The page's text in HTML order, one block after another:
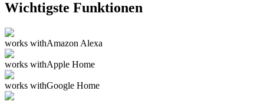
Wichtigste Funktionen
works withAmazon Alexa
works withApple Home
works withGoogle Home